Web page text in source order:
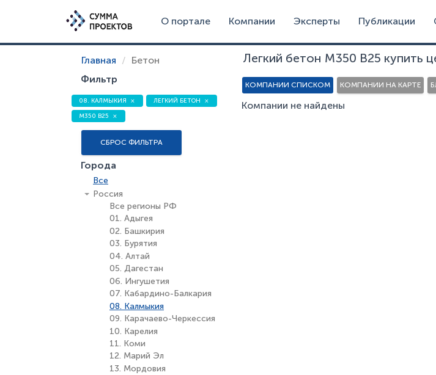
О портале Компании Эксперты Публикации
Главная Бетон Легкий бетон М350 В25 купить
Фильтр
08. КАЛМЫКИЯ ЛЕГКИЙ БЕТОН
М350 В25
СБРОС ФИЛЬТРА
Города
Все
Россия
Все регионы РФ
01. Адыгея
02. Башкирия
03. Бурятия
04. Алтай
05. Дагестан
06. Ингушетия
07. Кабардино-Балкария
08. Калмыкия
09. Карачаево-Черкессия
10. Карелия
11. Коми
12. Марий Эл
13. Мордовия
КОМПАНИИ СПИСКОМ КОМПАНИИ НА КАРТЕ
Компании не найдены